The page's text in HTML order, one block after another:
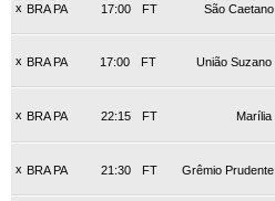
x BRA PA FT
17:00 São Caetano
x BRA PA FT
17:00 União Suzano
x BRA PA FT
22:15 Marília
x BRA PA FT
21:30 Grêmio Prudente